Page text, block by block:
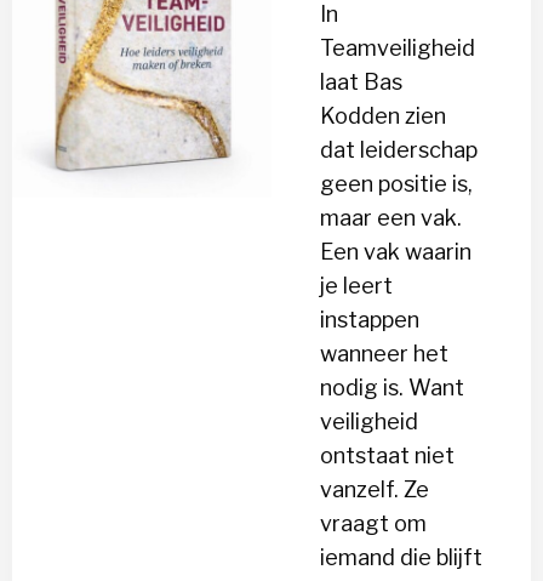
In
Teamveiligheid
laat Bas
Kodden zien
dat leiderschap
geen positie is,
maar een vak.
Een vak waarin
je leert
instappen
wanneer het
nodig is. Want
veiligheid
ontstaat niet
vanzelf. Ze
vraagt om
iemand die blijft